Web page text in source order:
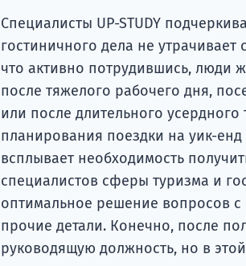
Специалисты UP-STUDY
гостиничного дела не
что активно потрудившись, люди
после тяжелого рабочего дня,
или после длительного
планирования поездки на уик-
всплывает необходимость
специалистов сферы туризма и
оптимальное решение вопросов
прочие детали. Конечно, после
руководящую должность, но в